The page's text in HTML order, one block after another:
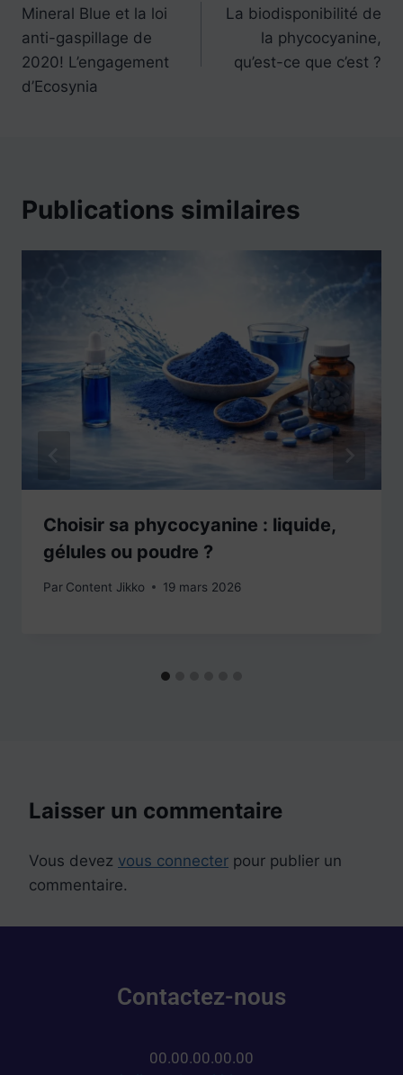
Mineral Blue et la loi
anti-gaspillage de
2020! L’engagement
d’Ecosynia
La biodisponibilité de
la phycocyanine,
qu’est-ce que c’est ?
Publications similaires
Choisir sa phycocyanine : liquide,
gélules ou poudre ?
Par Content Jikko 19 mars 2026
Laisser un commentaire
Vous devez vous connecter pour publier un
commentaire.
Contactez-nous
00.00.00.00.00